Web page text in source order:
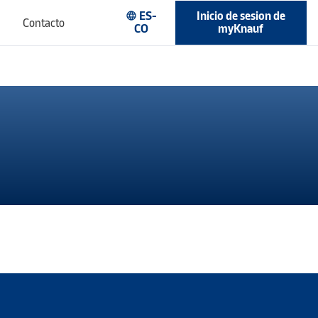
Contacto language ES-
CO
Inicio de sesion de
myKnauf